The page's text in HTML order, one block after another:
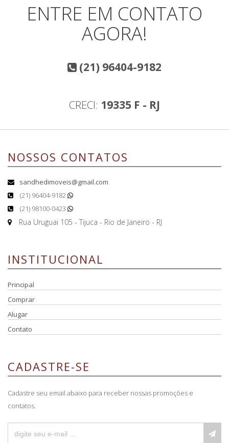
ENTRE EM CONTATO
AGORA!
(21) 96404-9182
CRECI: 19335 F - RJ
NOSSOS CONTATOS
sandhedimoveis@gmail.com
(21) 96404-9182
(21) 98100-0423
Rua Uruguai 105 - Tijuca - Rio de Janeiro - RJ
INSTITUCIONAL
Principal
Comprar
Alugar
Contato
CADASTRE-SE
Cadastre seu email abaixo para receber nossas promoções e
contatos.